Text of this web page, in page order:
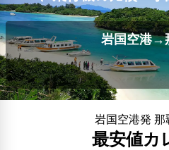
岩国空港→
岩国空港発 那
最安値カ